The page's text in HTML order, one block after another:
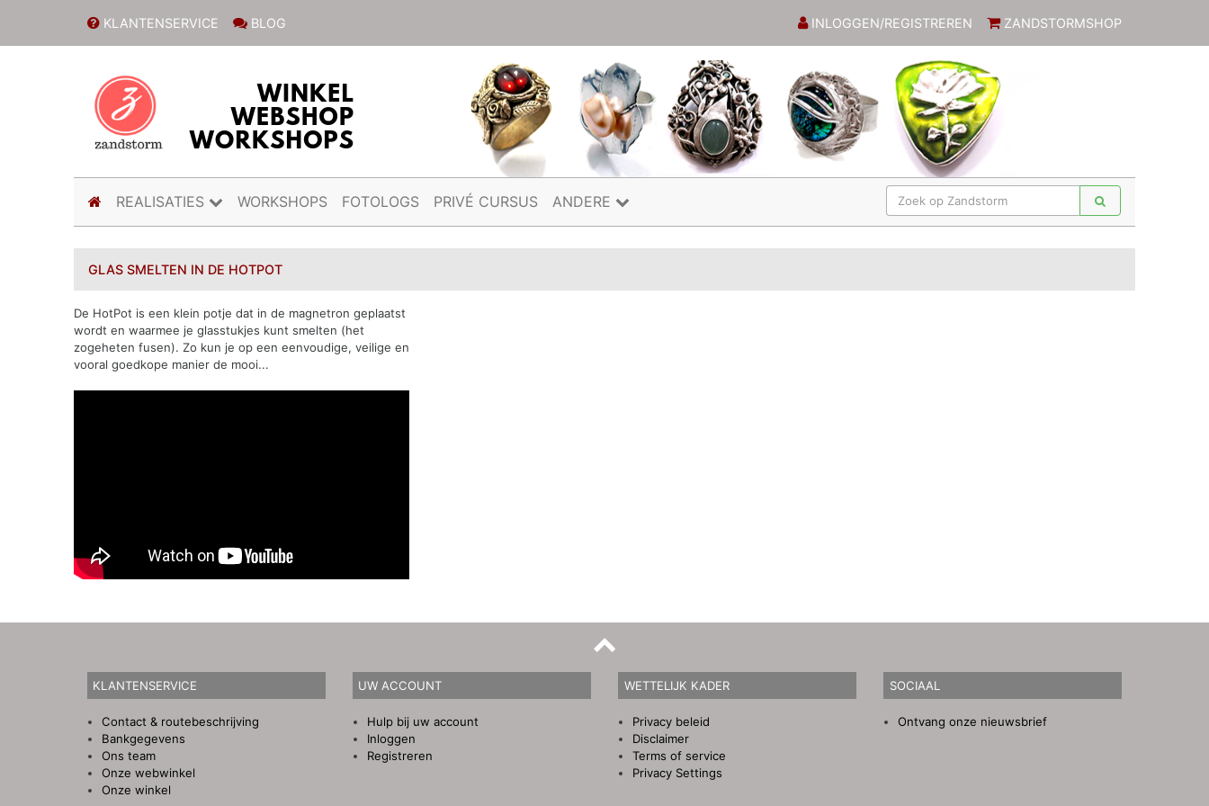
KLANTENSERVICE BLOG INLOGGEN/REGISTREREN ZANDSTORMSHOP
(current)
REALISATIES WORKSHOPS FOTOLOGS PRIVÉ CURSUS ANDERE
GLAS SMELTEN IN DE HOTPOT
De HotPot is een klein potje dat in de magnetron geplaatst
wordt en waarmee je glasstukjes kunt smelten (het
zogeheten fusen). Zo kun je op een eenvoudige, veilige en
vooral goedkope manier de mooi...
KLANTENSERVICE
Contact & routebeschrijving
Bankgegevens
Ons team
Onze webwinkel
Onze winkel
UW ACCOUNT
Hulp bij uw account
Inloggen
Registreren
WETTELIJK KADER
Privacy beleid
Disclaimer
Terms of service
Privacy Settings
SOCIAAL
Ontvang onze nieuwsbrief